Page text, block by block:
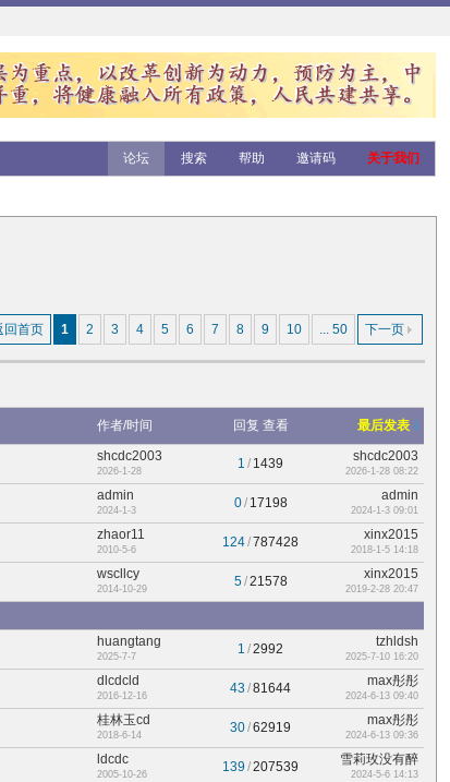
论坛 搜索 帮助 邀请码 关于我们
1 2 3 4 5 6 7 8 9 10 ... 50 下一页
回首页
作者/时间 回复 查看 最后发表
shcdc2003
2026-1-28
1 / 1439 shcdc2003
2026-1-28 08:22
admin
2024-1-3
0/ 17198 admin
2024-1-3 09:01
zhaor11
2010-5-6
124/787428 xinx2015
2018-1-5 14:18
wscllcy
2014-10-29
5/21578 xinx2015
2019-2-28 20:47
huangtang
2025-7-7
1 /2992 tzhldsh
2025-7-10 16:20
dlcdcld
2016-12-16
43 /81644 max彤彤
2024-6-13 09:40
桂林玉cd
2018-6-14
30/62919 max彤彤
2024-6-13 09:36
ldcdc
2005-10-26
139 /207539 雪莉玫没有醉
2024-5-6 14:13